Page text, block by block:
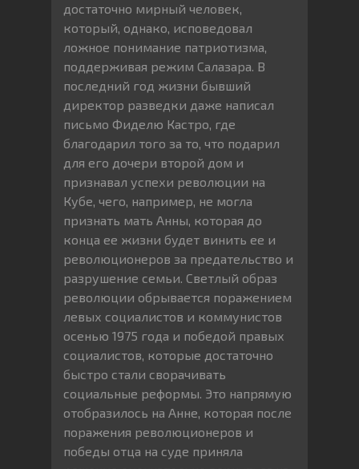
достаточно мирный человек,
который, однако, исповедовал
ложное понимание патриотизма,
поддерживая режим Салазара. В
последний год жизни бывший
директор разведки даже написал
письмо Фиделю Кастро, где
благодарил того за то, что подарил
для его дочери второй дом и
признавал успехи революции на
Кубе, чего, например, не могла
признать мать Анны, которая до
конца ее жизни будет винить ее и
революционеров за предательство и
разрушение семьи. Светлый образ
революции обрывается поражением
левых социалистов и коммунистов
осенью 1975 года и победой правых
социалистов, которые достаточно
быстро стали сворачивать
социальные реформы. Это напрямую
отобразилось на Анне, которая после
поражения революционеров и
победы отца на суде приняла